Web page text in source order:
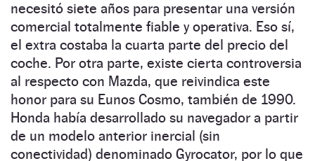
necesitó siete años para presentar una versión
comercial totalmente fiable y operativa. Eso sí,
el extra costaba la cuarta parte del precio del
coche. Por otra parte, existe cierta controversia
al respecto con Mazda, que reivindica este
honor para su Eunos Cosmo, también de 1990.
Honda había desarrollado su navegador a partir
de un modelo anterior inercial (sin
conectividad) denominado Gyrocator, por lo que